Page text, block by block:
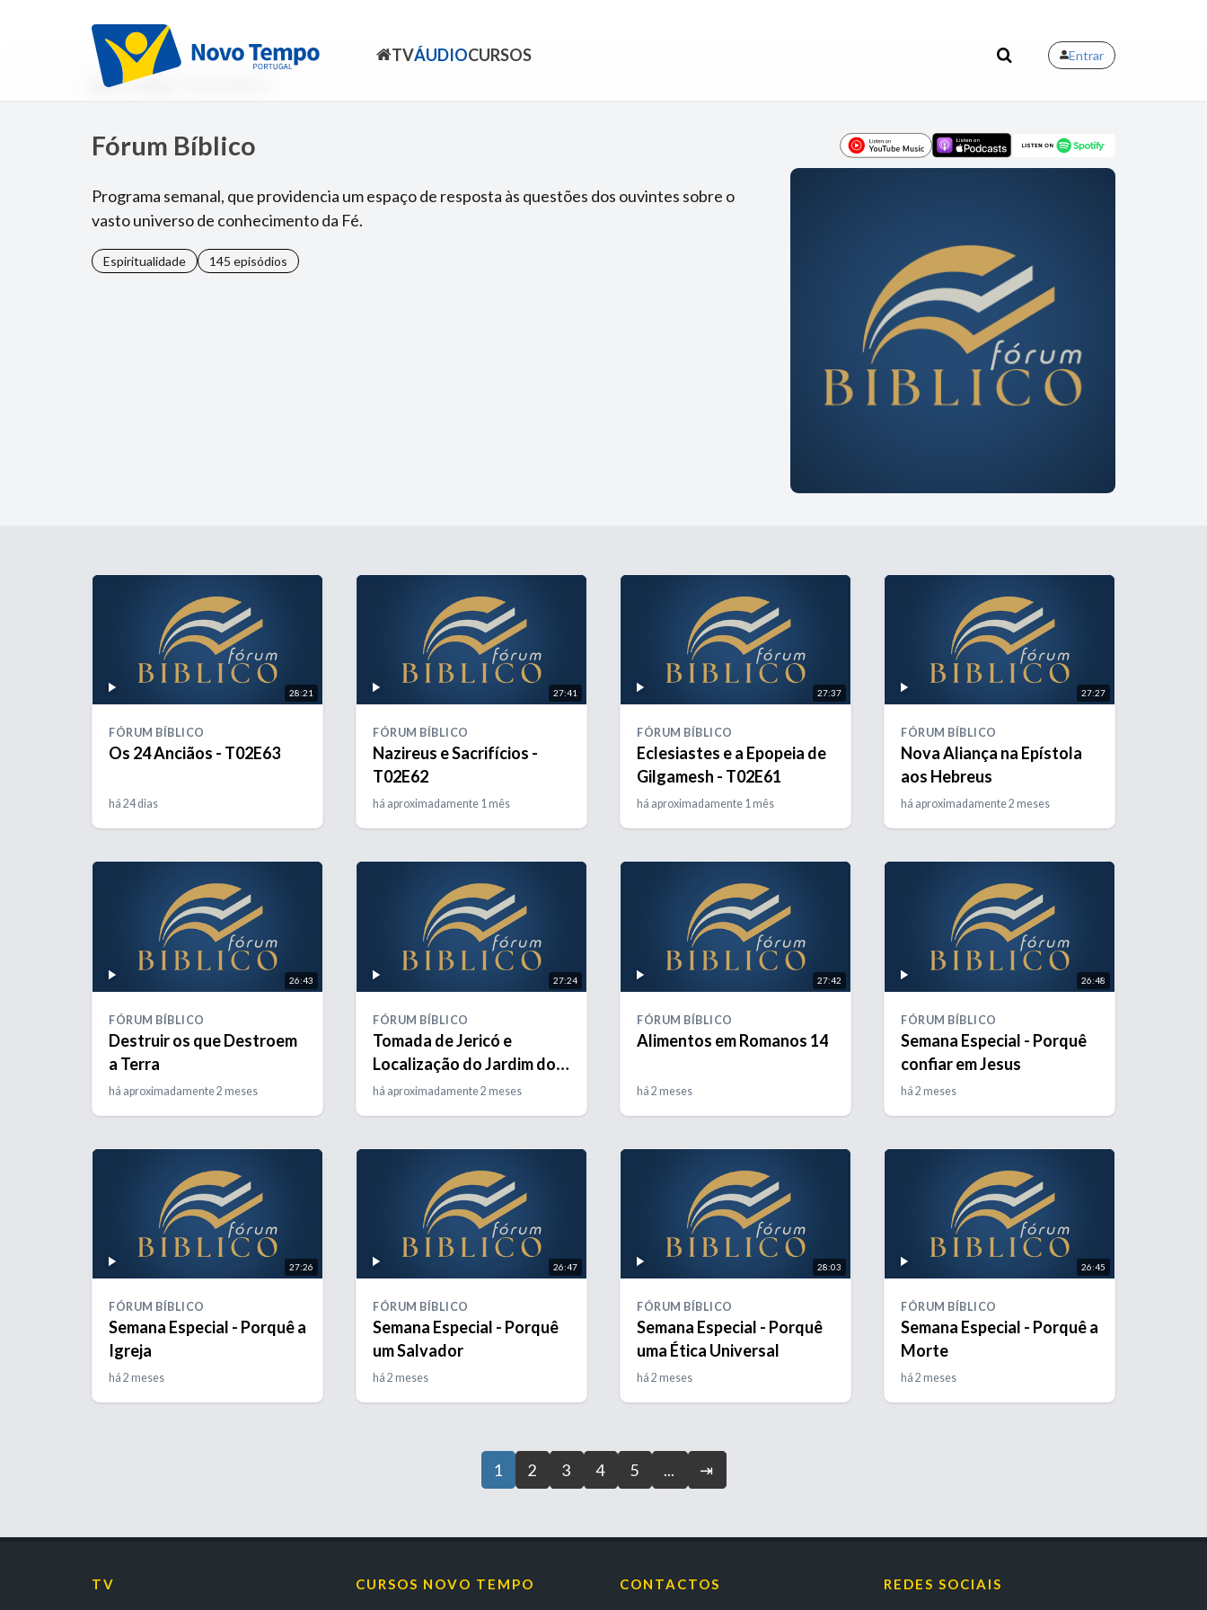
TVÁUDIOCURSOS Entrar
Início Rádio
Fórum Bíblico
Programa semanal, que providencia um espaço de resposta às questões dos ouvintes sobre o
vasto universo de conhecimento da Fé.
Espiritualidade 145 episódios
28:21
FÓRUM BÍBLICO
Os 24 Anciãos - T02E63
há 24 dias
27:41
FÓRUM BÍBLICO
Nazireus e Sacrifícios -
T02E62
há aproximadamente 1 mês
27:37
FÓRUM BÍBLICO
Eclesiastes e a Epopeia de
Gilgamesh - T02E61
há aproximadamente 1 mês
27:27
FÓRUM BÍBLICO
Nova Aliança na Epístola
aos Hebreus
há aproximadamente 2 meses
26:43
FÓRUM BÍBLICO
Destruir os que Destroem
a Terra
há aproximadamente 2 meses
27:24
FÓRUM BÍBLICO
Tomada de Jericó e
Localização do Jardim do
Éden
há aproximadamente 2 meses
27:42
FÓRUM BÍBLICO
Alimentos em Romanos 14
há 2 meses
26:48
FÓRUM BÍBLICO
Semana Especial - Porquê
confiar em Jesus
há 2 meses
27:26
FÓRUM BÍBLICO
Semana Especial - Porquê a
Igreja
há 2 meses
26:47
FÓRUM BÍBLICO
Semana Especial - Porquê
um Salvador
há 2 meses
28:03
FÓRUM BÍBLICO
Semana Especial - Porquê
uma Ética Universal
há 2 meses
26:45
FÓRUM BÍBLICO
Semana Especial - Porquê a
Morte
há 2 meses
1 2 3 4 5 ... ⇥
TV CURSOS NOVO TEMPO CONTACTOS REDES SOCIAIS